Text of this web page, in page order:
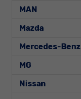
MAN
Mazda
Mercedes-Benz
MG
Nissan